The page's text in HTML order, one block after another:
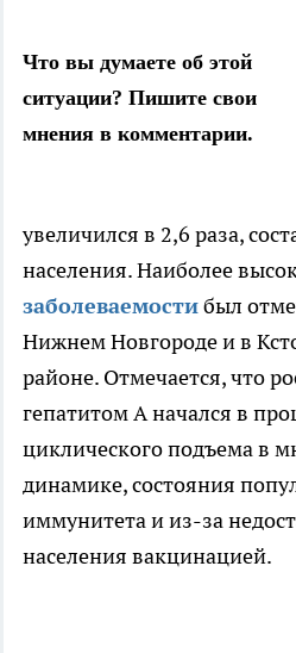
Что вы думаете об этой
ситуации? Пишите свои
мнения в комментарии.
увеличился в 2,6 раза,
населения. Наиболее
заболеваемостибыл
Нижнем Новгороде и в
районе. Отмечается, что
гепатитом А начался в
циклического подъема в
динамике, состояния
иммунитета и из-за
населения вакцинацией.